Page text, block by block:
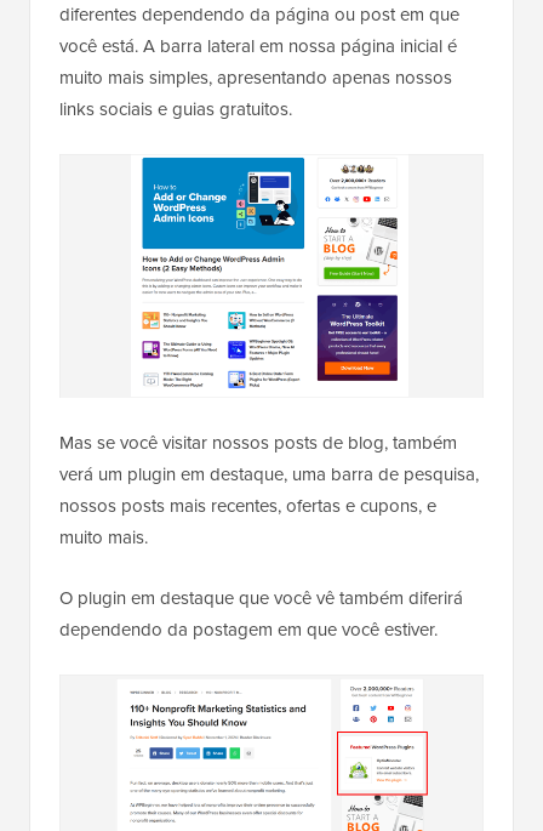
diferentes dependendo da página ou post em que
você está. A barra lateral em nossa página inicial é
muito mais simples, apresentando apenas nossos
links sociais e guias gratuitos.
Mas se você visitar nossos posts de blog, também
verá um plugin em destaque, uma barra de pesquisa,
nossos posts mais recentes, ofertas e cupons, e
muito mais.
O plugin em destaque que você vê também diferirá
dependendo da postagem em que você estiver.